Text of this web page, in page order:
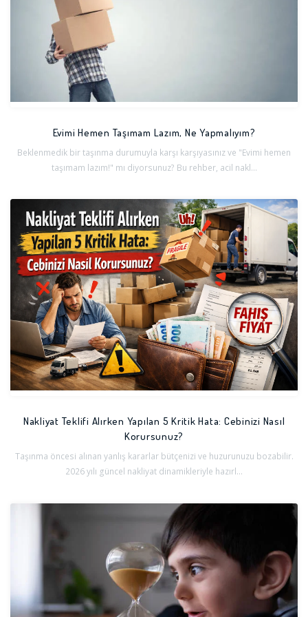
Evimi Hemen Taşımam Lazım, Ne Yapmalıyım?
Beklenmedik bir taşınma durumuyla karşı karşıyasınız ve "Evimi hemen
taşımam lazım!" mı diyorsunuz? Bu rehber, acil nakl...
Nakliyat Teklifi Alırken Yapılan 5 Kritik Hata: Cebinizi Nasıl
Korursunuz?
Taşınma öncesi alınan yanlış kararlar bütçenizi ve huzurunuzu bozabilir.
2026 yılı güncel nakliyat dinamikleriyle hazırl...